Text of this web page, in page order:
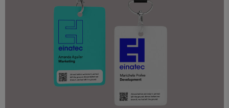
Branding Papelería
Einatec Branding